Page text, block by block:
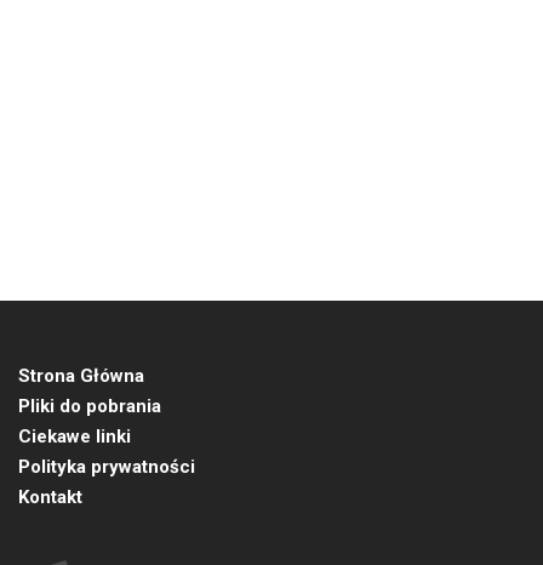
Strona Główna
Pliki do pobrania
Ciekawe linki
Polityka prywatności
Kontakt